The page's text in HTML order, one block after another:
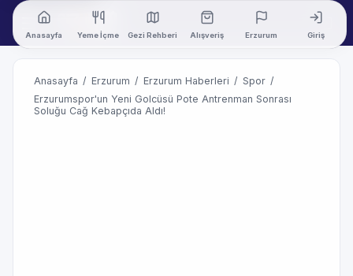
Anasayfa Yeme İçme Gezi Rehberi Alışveriş Erzurum Giriş
Anasayfa / Erzurum / Erzurum Haberleri / Spor /
Erzurumspor'un Yeni Golcüsü Pote Antrenman Sonrası
Soluğu Cağ Kebapçıda Aldı!